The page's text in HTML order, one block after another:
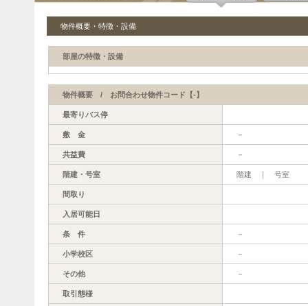
物件概要・特徴・設備
部屋の特徴・設備
物件概要 / お問合わせ物件コード【-】
最寄りバス停
敷 金 －
共益費 －
階建・号室 階建 ｜ 号室
間取り
入居可能日
条 件 －
小学校区 －
その他 －
取引態様